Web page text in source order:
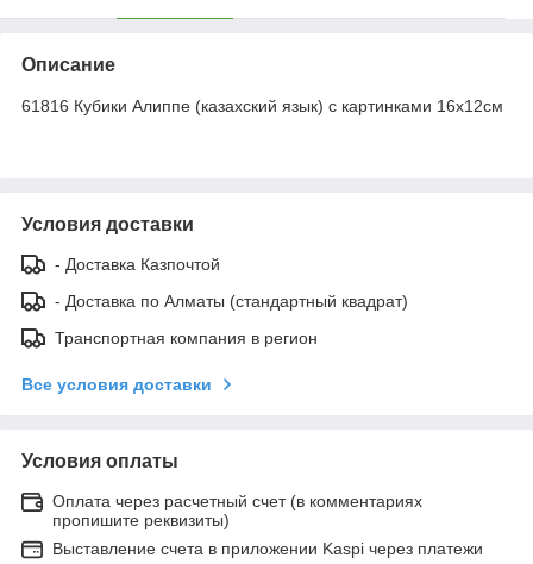
Описание
61816 Кубики Алиппе (казахский язык) с картинками 16х12см
Условия доставки
- Доставка Казпочтой
- Доставка по Алматы (стандартный квадрат)
Транспортная компания в регион
Все условия доставки
Условия оплаты
Оплата через расчетный счет (в комментариях
пропишите реквизиты)
Выставление счета в приложении Kaspi через платежи